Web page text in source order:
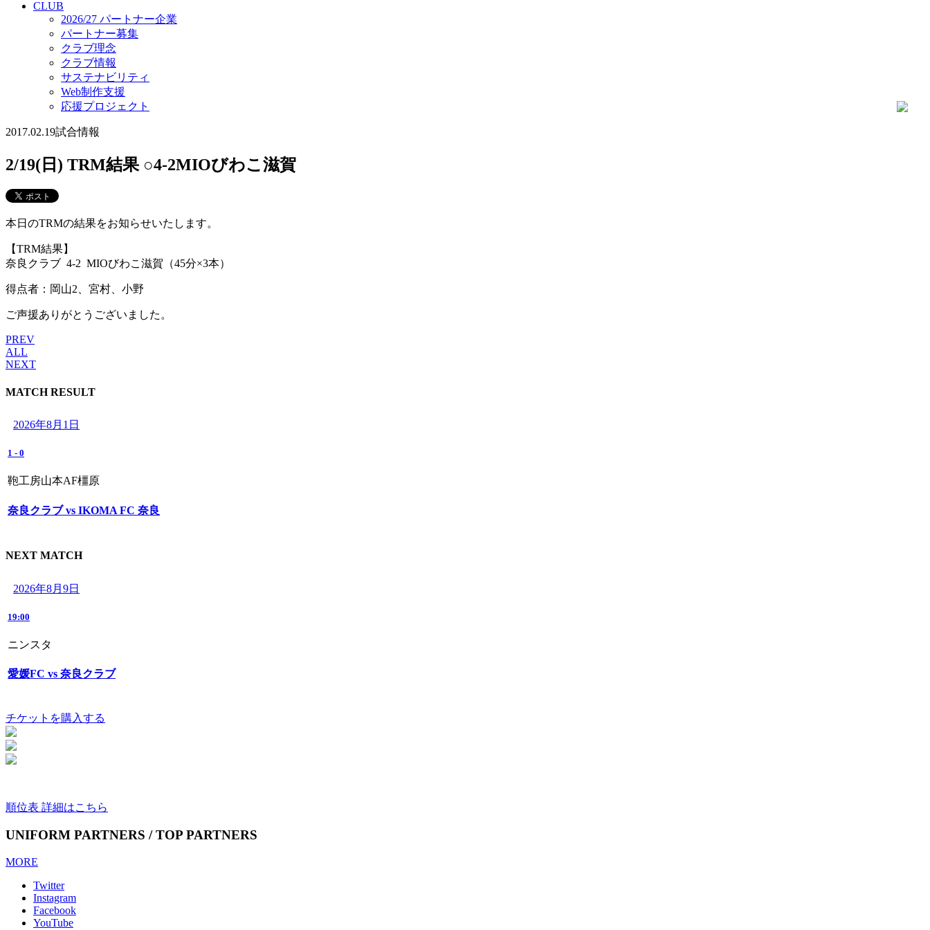
CLUB
2026/27 パートナー企業
パートナー募集
クラブ理念
クラブ情報
サステナビリティ
Web制作支援
応援プロジェクト
2017.02.19試合情報
2/19(日) TRM結果 ○4-2MIOびわこ滋賀
本日のTRMの結果をお知らせいたします。
【TRM結果】
奈良クラブ 4-2 MIOびわこ滋賀（45分×3本）
得点者：岡山2、宮村、小野
ご声援ありがとうございました。
PREV
ALL
NEXT
MATCH RESULT
2026年8月1日
1 - 0
鞄工房山本AF橿原
奈良クラブ vs IKOMA FC 奈良
NEXT MATCH
2026年8月9日
19:00
ニンスタ
愛媛FC vs 奈良クラブ
チケットを購入する
順位表 詳細はこちら
UNIFORM PARTNERS / TOP PARTNERS
MORE
Twitter
Instagram
Facebook
YouTube